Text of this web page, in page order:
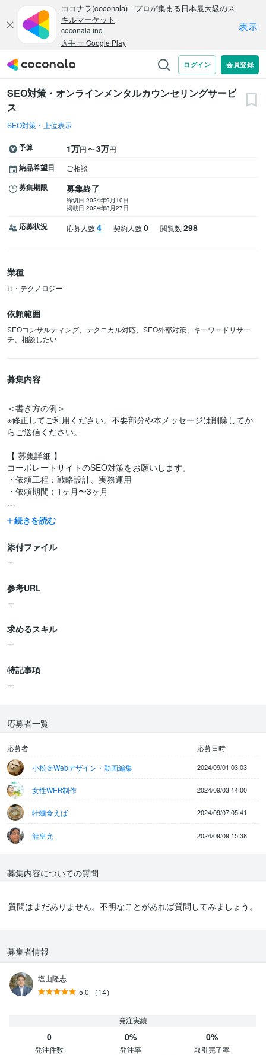
SEO対策・オンラインメンタルカウンセリングサービ
ス
SEO対策・上位表示
予算 1万円〜3万円
納品希望日 ご相談
募集期限 募集終了
締切日 2024年9月10日
掲載日 2024年8月27日
応募状況 応募人数4 契約人数0 閲覧数298
業種
IT・テクノロジー
依頼範囲
SEOコンサルティング、テクニカル対応、SEO外部対策、キーワードリサー
チ、相談したい
募集内容
＜書き方の例＞
※修正してご利用ください。不要部分や本メッセージは削除してか
らご送信ください。
【 募集詳細 】
コーポレートサイトのSEO対策をお願いします。
・依頼工程：戦略設計、実務運用
・依頼期間：1ヶ月〜3ヶ月
【期待する成果】
・現在：訪問UU数が300UU/月
【 重視する点・経験 】
・SEO対策の経験、実績
過去の実績を簡易的にご提示ください。
続きを読む
添付ファイル
ー
参考URL
ー
求めるスキル
ー
特記事項
ー
応募者一覧
応募者
応募日時
小松＠Webデザイン・動画編集
2024/09/01 03:03
女性WEB制作 2024/09/03 14:00
牡蠣食えば 2024/09/07 05:41
龍皇允 2024/09/09 15:38
募集内容についての質問
質問はまだありません。不明なことがあれば質問してみましょう。
募集者情報
塩山隆志
5.0
（14）
発注実績
0
発注件数
0%
発注率
0%
取引完了率